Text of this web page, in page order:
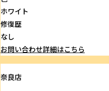
ホワイト
修復歴
なし
お問い合わせ詳細はこちら
奈良店